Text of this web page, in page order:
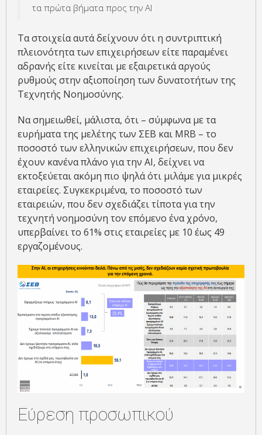
τα πρώτα βήματα προς την ΑΙ
Τα στοιχεία αυτά δείχνουν ότι η συντριπτική
πλειονότητα των επιχειρήσεων είτε παραμένει
αδρανής είτε κινείται με εξαιρετικά αργούς
ρυθμούς στην αξιοποίηση των δυνατοτήτων της
Τεχνητής Νοημοσύνης.
Να σημειωθεί, μάλιστα, ότι – σύμφωνα με τα
ευρήματα της μελέτης των ΣΕΒ και MRB – το
ποσοστό των ελληνικών επιχειρήσεων, που δεν
έχουν κανένα πλάνο για την ΑΙ, δείχνει να
εκτοξεύεται ακόμη πιο ψηλά ότι μιλάμε για μικρές
εταιρείες. Συγκεκριμένα, το ποσοστό των
εταιρειών, που δεν σχεδιάζει τίποτα για την
τεχνητή νοημοσύνη τον επόμενο ένα χρόνο,
υπερβαίνει το 61% στις εταιρείες με 10 έως 49
εργαζομένους.
Εύρεση προσωπικού